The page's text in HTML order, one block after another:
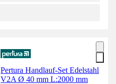
Pertura Handlauf-Set Edelstahl
V2A Ø 40 mm L:2000 mm